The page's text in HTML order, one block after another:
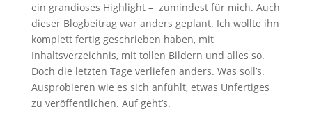
ein grandioses Highlight – zumindest für mich. Auch
dieser Blogbeitrag war anders geplant. Ich wollte ihn
komplett fertig geschrieben haben, mit
Inhaltsverzeichnis, mit tollen Bildern und alles so.
Doch die letzten Tage verliefen anders. Was soll’s.
Ausprobieren wie es sich anfühlt, etwas Unfertiges
zu veröffentlichen. Auf geht’s.